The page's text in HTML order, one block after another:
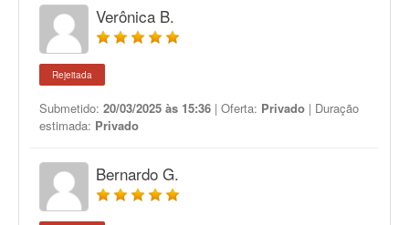
Verônica B.
Rejeitada
Submetido: 20/03/2025 às 15:36 | Oferta: Privado | Duração
estimada: Privado
Bernardo G.